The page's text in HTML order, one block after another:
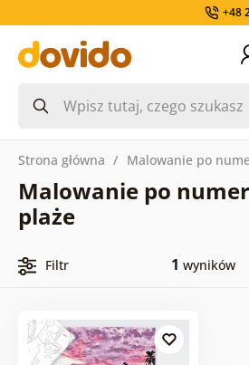
+48
Strona główna Malowanie po
Malowanie po
plaże
Filtr 1 wyników